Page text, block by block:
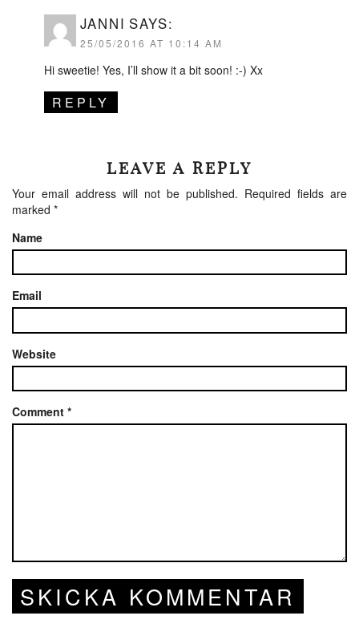
JANNI SAYS:
25/05/2016 AT 10:14 AM
Hi sweetie! Yes, I’ll show it a bit soon! :-) Xx
REPLY
LEAVE A REPLY
Your email address will not be published. Required fields are
marked *
Name
Email
Website
Comment *
SKICKA KOMMENTAR